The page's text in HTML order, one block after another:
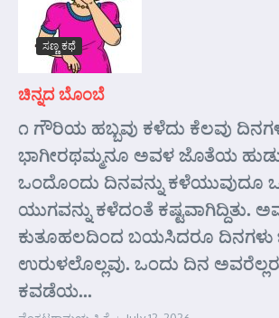
ಸಣ್ಣ ಕಥೆ
ಚಿನ್ನದ ಬೊಂಬೆ
೧ ಗೌರಿಯ ಹಬ್ಬವು ಕಳೆದು ಕೆಲವು
ಭಾಗೀರಥಮ್ಮನೂ ಅವಳ ಜೊತೆಯ
ಒಂದೊಂದು ದಿನವನ್ನು ಕಳೆಯುವುದೂ
ಯುಗವನ್ನು ಕಳೆದಂತೆ ಕಷ್ಟವಾಗಿದ್ದಿತು.
ಕುತೂಹಲದಿಂದ ಬಯಸಿದರೂ ದಿನಗಳು
ಉರುಳಲೊಲ್ಲವು. ಒಂದು ದಿನ
ಕವಡೆಯ...